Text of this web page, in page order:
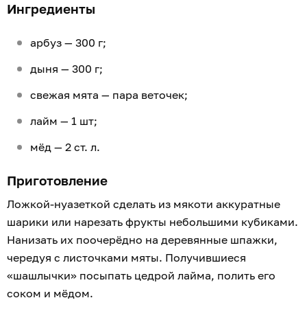
Ингредиенты
арбуз — 300 г;
дыня — 300 г;
свежая мята — пара веточек;
лайм — 1 шт;
мёд — 2 ст. л.
Приготовление
Ложкой-нуазеткой сделать из мякоти аккуратные
шарики или нарезать фрукты небольшими кубиками.
Нанизать их поочерёдно на деревянные шпажки,
чередуя с листочками мяты. Получившиеся
«шашлычки» посыпать цедрой лайма, полить его
соком и мёдом.